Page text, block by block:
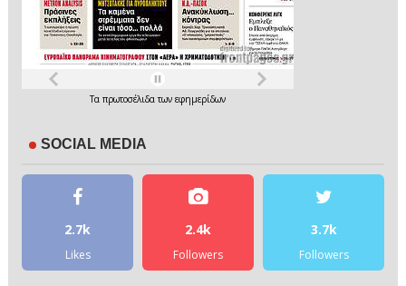
Τα πρωτοσέλιδατων εφημερίδων
SOCIAL MEDIA
2.7k
Likes
2.4k
Followers
3.7k
Followers